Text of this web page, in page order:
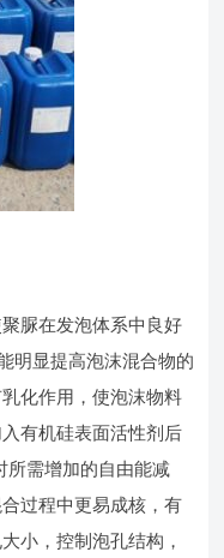
脲在发泡体系中良好
明显提高泡沫混合物的
化作用，使泡沫物料
有机硅表面活性剂后
所需增加的自由能减
过程中更易成核，有
小，控制泡孔结构，